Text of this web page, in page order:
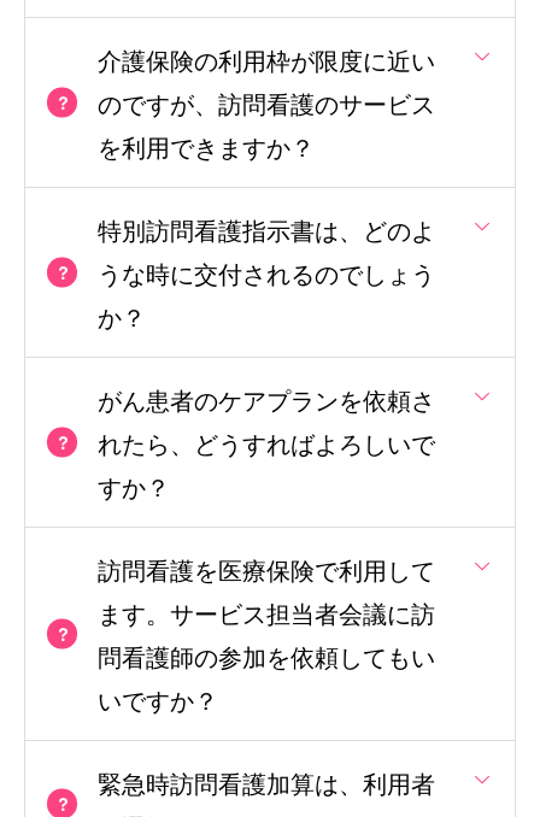
介護保険の利用枠が限度に近い
のですが、訪問看護のサービス
を利用できますか？
特別訪問看護指示書は、どのよ
うな時に交付されるのでしょう
か？
がん患者のケアプランを依頼さ
れたら、どうすればよろしいで
すか？
訪問看護を医療保険で利用して
ます。サービス担当者会議に訪
問看護師の参加を依頼してもい
いですか？
緊急時訪問看護加算は、利用者